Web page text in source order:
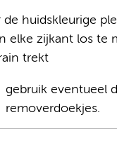
de huidskleurige
elke zijkant los te
trekt
gebruik eventueel
removerdoekjes.